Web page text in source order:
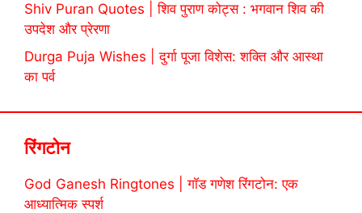
Shiv Puran Quotes | शिव पुराण कोट्स : भगवान शिव की
उपदेश और प्रेरणा
Durga Puja Wishes | दुर्गा पूजा विशेस: शक्ति और आस्था
का पर्व
रिंगटोन
God Ganesh Ringtones | गॉड गणेश रिंगटोन: एक
आध्यात्मिक स्पर्श